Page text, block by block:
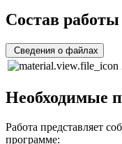
Состав работы
Сведения о файлах
Необходимые
Работа представляет
программе: